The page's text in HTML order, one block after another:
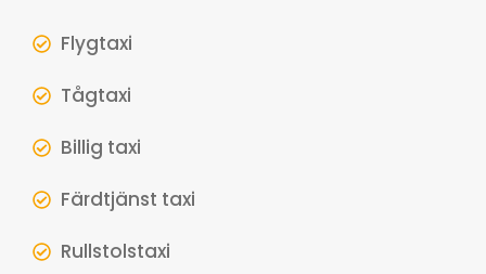
Flygtaxi
Tågtaxi
Billig taxi
Färdtjänst taxi
Rullstolstaxi